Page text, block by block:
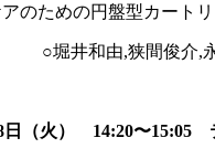
のための円盤型カート
○堀井和由,狭間俊介,
日（火） 14:20〜15:05